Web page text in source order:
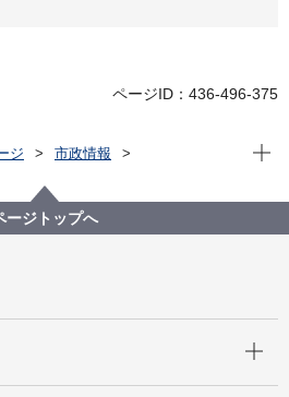
ページID：436-496-375
ジ
市政情報
する新たな国際枠組みが始動 アジ
宣言制度」を創設 ～横浜市が第1号
現在
ージトップへ